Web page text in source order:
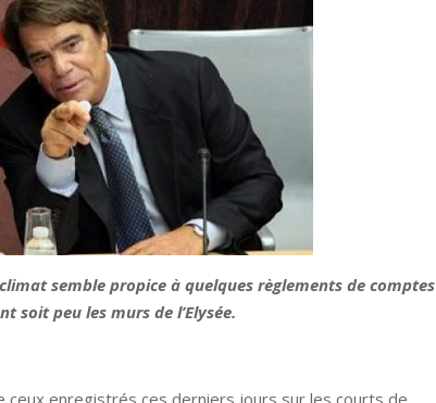
semble propice à quelques règlements de comptes
soit peu les murs de l’Elysée.
ceux enregistrés ces derniers jours sur les courts de